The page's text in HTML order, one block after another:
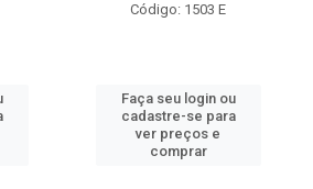
Código: 1503 E
Faça seu login ou
cadastre-se para
ver preços e
comprar